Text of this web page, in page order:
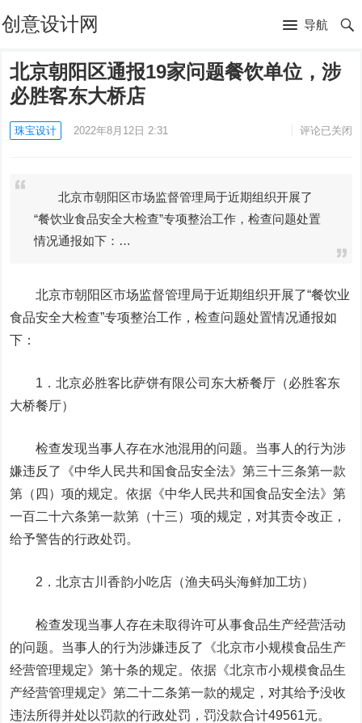
创意设计网 导航
北京朝阳区通报19家问题餐饮单位，涉
必胜客东大桥店
珠宝设计 2022年8月12日 2:31 评论已关闭
北京市朝阳区市场监督管理局于近期组织开展了
“餐饮业食品安全大检查”专项整治工作，检查问题处置
情况通报如下：…
北京市朝阳区市场监督管理局于近期组织开展了“餐饮业
食品安全大检查”专项整治工作，检查问题处置情况通报如
下：
1．北京必胜客比萨饼有限公司东大桥餐厅（必胜客东
大桥餐厅）
检查发现当事人存在水池混用的问题。当事人的行为涉
嫌违反了《中华人民共和国食品安全法》第三十三条第一款
第（四）项的规定。依据《中华人民共和国食品安全法》第
一百二十六条第一款第（十三）项的规定，对其责令改正，
给予警告的行政处罚。
2．北京古川香韵小吃店（渔夫码头海鲜加工坊）
检查发现当事人存在未取得许可从事食品生产经营活动
的问题。当事人的行为涉嫌违反了《北京市小规模食品生产
经营管理规定》第十条的规定。依据《北京市小规模食品生
产经营管理规定》第二十二条第一款的规定，对其给予没收
违法所得并处以罚款的行政处罚，罚没款合计49561元。